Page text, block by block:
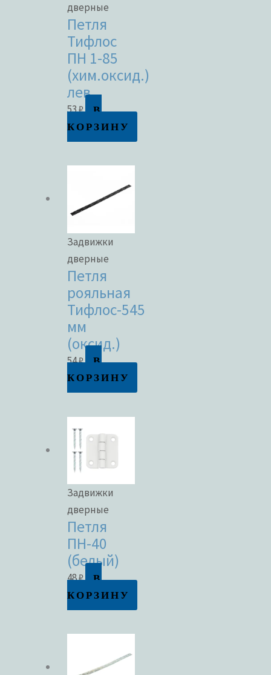
дверные
Петля
Тифлос
ПН 1-85
(хим.оксид.)
лев.
53₽
В
КОРЗИНУ
Задвижки
дверные
Петля
рояльная
Тифлос-545
мм
(оксид.)
54₽
В
КОРЗИНУ
Задвижки
дверные
Петля
ПН-40
(белый)
48₽
В
КОРЗИНУ